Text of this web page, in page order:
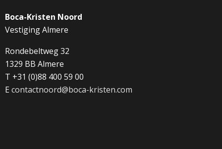
Boca-Kristen Noord
Vestiging Almere
Rondebeltweg 32
1329 BB Almere
T +31 (0)88 400 59 00
Econtactnoord@boca-kristen.com